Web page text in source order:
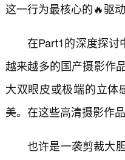
这一行为最核心的🔥驱动
在Part1的深度探讨
越来越多的国产摄影作
大双眼皮或极端的立体
美。在这些高清摄影作
也许是一袭剪裁大